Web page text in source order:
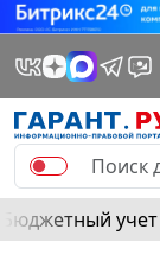
Бюджетный учет